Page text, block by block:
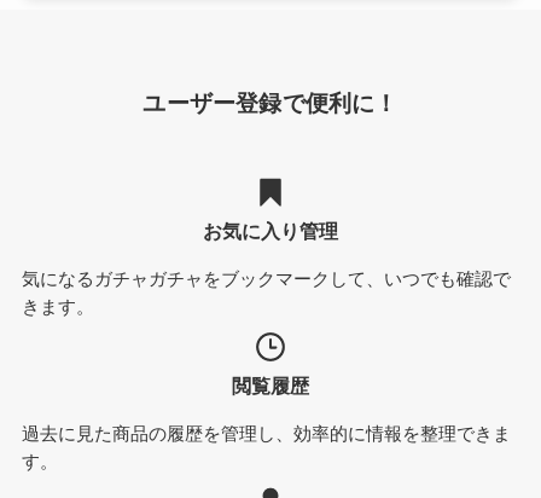
ユーザー登録で便利に！
お気に入り管理
気になるガチャガチャをブックマークして、いつでも確認で
きます。
閲覧履歴
過去に見た商品の履歴を管理し、効率的に情報を整理できま
す。